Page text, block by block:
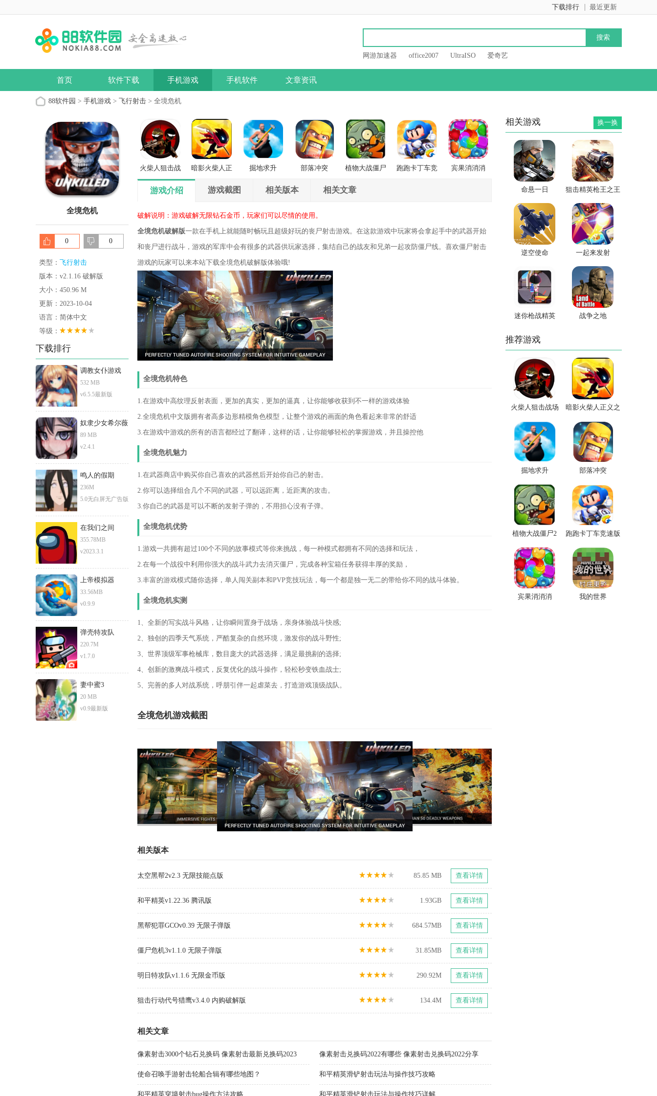
最近更新
下载排行
网游加速器 office2007 UltraISO 爱奇艺
首页 软件下载 手机游戏 手机软件 文章资讯
88软件园 > 手机游戏 > 飞行射击 > 全境危机
全境危机
0 0
类型：
飞行射击
版本：v2.1.16 破解版
大小：450.96 M
更新：2023-10-04
语言：简体中文
等级：
下载排行
调教女仆游戏
532 MB
v6.5.5最新版
奴隶少女希尔薇
89 MB
v2.4.1
鸣人的假期
236M
5.0无白屏无广告版
在我们之间
355.78MB
v2023.3.1
上帝模拟器
33.56MB
v0.9.9
弹壳特攻队
220.7M
v1.7.0
妻中蜜3
20 MB
v0.9最新版
火柴人狙击战
场
暗影火柴人正
掘地求升 部落冲突
植物大战僵尸
跑跑卡丁车竞
宾果消消消
游戏介绍 游戏截图 相关版本 相关文章
破解说明：游戏破解无限钻石金币，玩家们可以尽情的使用。
全境危机破解版一款在手机上就能随时畅玩且超级好玩的丧尸射击游戏。在这款游戏中玩家将会拿起手中的武器开始
和丧尸进行战斗，游戏的军库中会有很多的武器供玩家选择，集结自己的战友和兄弟一起攻防僵尸线。喜欢僵尸射击
游戏的玩家可以来本站下载全境危机破解版体验哦!
全境危机特色
1.在游戏中高纹理反射表面，更加的真实，更加的逼真，让你能够收获到不一样的游戏体验
2.全境危机中文版拥有者高多边形精模角色模型，让整个游戏的画面的角色看起来非常的舒适
3.在游戏中游戏的所有的语言都经过了翻译，这样的话，让你能够轻松的掌握游戏，并且操控他
全境危机魅力
1.在武器商店中购买你自己喜欢的武器然后开始你自己的射击。
2.你可以选择组合几个不同的武器，可以远距离，近距离的攻击。
3.你自己的武器是可以不断的发射子弹的，不用担心没有子弹。
全境危机优势
1.游戏一共拥有超过100个不同的故事模式等你来挑战，每一种模式都拥有不同的选择和玩法，
2.在每一个战役中利用你强大的战斗武力去消灭僵尸，完成各种宝箱任务获得丰厚的奖励，
3.丰富的游戏模式随你选择，单人闯关副本和PVP竞技玩法，每一个都是独一无二的带给你不同的战斗体验。
全境危机实测
1、全新的写实战斗风格，让你瞬间置身于战场，亲身体验战斗快感;
2、独创的四季天气系统，严酷复杂的自然环境，激发你的战斗野性;
3、世界顶级军事枪械库，数目庞大的武器选择，满足最挑剔的选择;
4、创新的激爽战斗模式，反复优化的战斗操作，轻松秒变铁血战士;
5、完善的多人对战系统，呼朋引伴一起虐菜去，打造游戏顶级战队。
全境危机游戏截图
相关版本
太空黑帮2v2.3 无限技能点版 85.85 MB 查看详情
和平精英v1.22.36 腾讯版 1.93GB 查看详情
黑帮犯罪GCOv0.39 无限子弹版 684.57MB 查看详情
僵尸危机3v1.1.0 无限子弹版 31.85MB 查看详情
明日特攻队v1.1.6 无限金币版 290.92M 查看详情
狙击行动代号猎鹰v3.4.0 内购破解版 134.4M 查看详情
相关文章
像素射击3000个钻石兑换码 像素射击最新兑换码2023 像素射击兑换码2022有哪些 像素射击兑换码2022分享
使命召唤手游射击轮船合辑有哪些地图？ 和平精英滑铲射击玩法与操作技巧攻略
和平精英穿墙射击bug操作方法攻略 和平精英滑铲射击玩法与操作技巧详解
相关游戏 换一换
命悬一日 狙击精英枪王之王
逆空使命 一起来发射
迷你枪战精英 战争之地
推荐游戏
火柴人狙击战场
暗影火柴人正义之
掘地求升 部落冲突
植物大战僵尸2 跑跑卡丁车竞速版
宾果消消消 我的世界